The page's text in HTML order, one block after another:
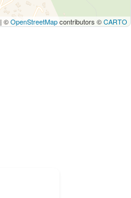
| ©OpenStreetMapcontributors ©CARTO